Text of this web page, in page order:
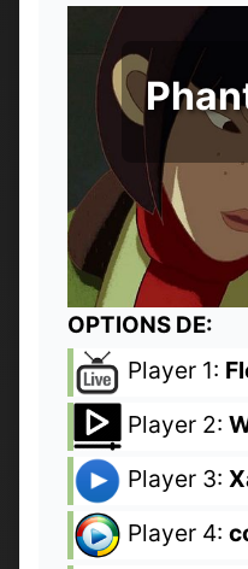
OPTIONS DE:
Player 1:
Player 2:
Player 3:
Player 4: